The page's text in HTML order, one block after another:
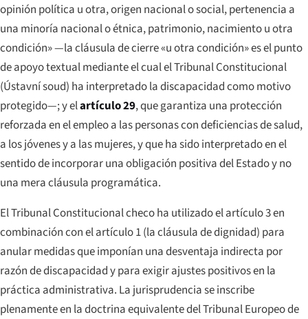
opinión política u otra, origen nacional o social, pertenencia a
una minoría nacional o étnica, patrimonio, nacimiento u otra
condición» —la cláusula de cierre «u otra condición» es el punto
de apoyo textual mediante el cual el Tribunal Constitucional
(Ústavní soud) ha interpretado la discapacidad como motivo
protegido—; y elartículo 29, que garantiza una protección
reforzada en el empleo a las personas con deficiencias de salud,
a los jóvenes y a las mujeres, y que ha sido interpretado en el
sentido de incorporar una obligación positiva del Estado y no
una mera cláusula programática.
El Tribunal Constitucional checo ha utilizado el artículo 3 en
combinación con el artículo 1 (la cláusula de dignidad) para
anular medidas que imponían una desventaja indirecta por
razón de discapacidad y para exigir ajustes positivos en la
práctica administrativa. La jurisprudencia se inscribe
plenamente en la doctrina equivalente del Tribunal Europeo de